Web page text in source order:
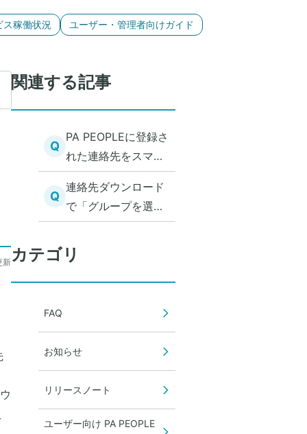
ス稼働状況 ユーザー・管理者向けガイド
新
関連する記事
Q
PA PEOPLEに登録さ
れた連絡先をスマー
トフォン端末にダウ
ンロードしたい
Q
連絡先ダウンロード
で「グループを選
択」をタップしても
反応しない
カテゴリ
FAQ
お知らせ
リリースノート
ユーザー向け PA PEOPLE